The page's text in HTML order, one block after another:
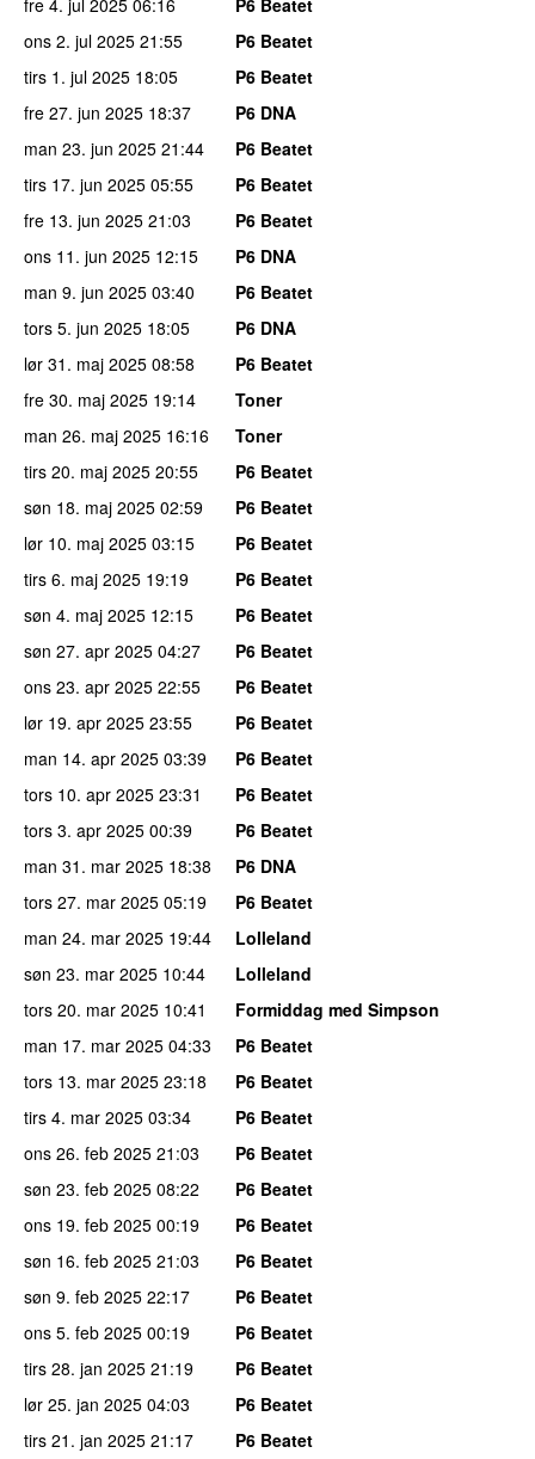
ons 2. jul 2025 21:55
P6 Beatet
tirs 1. jul 2025 18:05
P6 Beatet
fre 27. jun 2025 18:37
P6 DNA
man 23. jun 2025 21:44
P6 Beatet
tirs 17. jun 2025 05:55
P6 Beatet
fre 13. jun 2025 21:03
P6 Beatet
ons 11. jun 2025 12:15
P6 DNA
man 9. jun 2025 03:40
P6 Beatet
tors 5. jun 2025 18:05
P6 DNA
lør 31. maj 2025 08:58
P6 Beatet
fre 30. maj 2025 19:14
Toner
man 26. maj 2025 16:16
Toner
tirs 20. maj 2025 20:55
P6 Beatet
søn 18. maj 2025 02:59
P6 Beatet
lør 10. maj 2025 03:15
P6 Beatet
tirs 6. maj 2025 19:19
P6 Beatet
søn 4. maj 2025 12:15
P6 Beatet
søn 27. apr 2025 04:27
P6 Beatet
ons 23. apr 2025 22:55
P6 Beatet
lør 19. apr 2025 23:55
P6 Beatet
man 14. apr 2025 03:39
P6 Beatet
tors 10. apr 2025 23:31
P6 Beatet
tors 3. apr 2025 00:39
P6 Beatet
man 31. mar 2025 18:38
P6 DNA
tors 27. mar 2025 05:19
P6 Beatet
man 24. mar 2025 19:44
Lolleland
søn 23. mar 2025 10:44
Lolleland
tors 20. mar 2025 10:41
Formiddag med Simpson
man 17. mar 2025 04:33
P6 Beatet
tors 13. mar 2025 23:18
P6 Beatet
tirs 4. mar 2025 03:34
P6 Beatet
ons 26. feb 2025 21:03
P6 Beatet
søn 23. feb 2025 08:22
P6 Beatet
ons 19. feb 2025 00:19
P6 Beatet
søn 16. feb 2025 21:03
P6 Beatet
søn 9. feb 2025 22:17
P6 Beatet
ons 5. feb 2025 00:19
P6 Beatet
tirs 28. jan 2025 21:19
P6 Beatet
lør 25. jan 2025 04:03
P6 Beatet
tirs 21. jan 2025 21:17 P6 Beatet